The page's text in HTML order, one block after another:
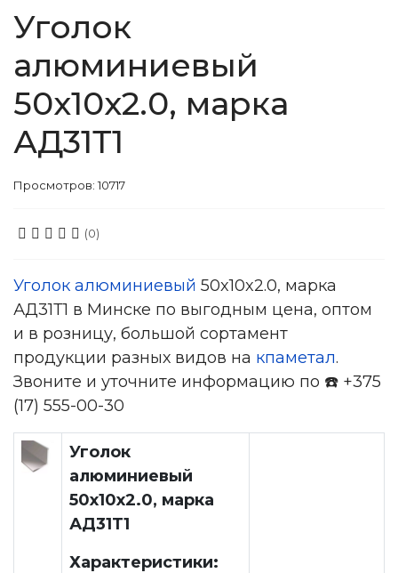
Уголок
алюминиевый
50x10x2.0, марка
АД31Т1
Просмотров: 10717
(0)
Уголок алюминиевый 50x10x2.0, марка
АД31Т1 в Минске по выгодным цена, оптом
и в розницу, большой сортамент
продукции разных видов на кпаметал.
Звоните и уточните информацию по ☎️ +375
(17) 555-00-30
Уголок
алюминиевый
50x10x2.0, марка
АД31Т1
Характеристики: